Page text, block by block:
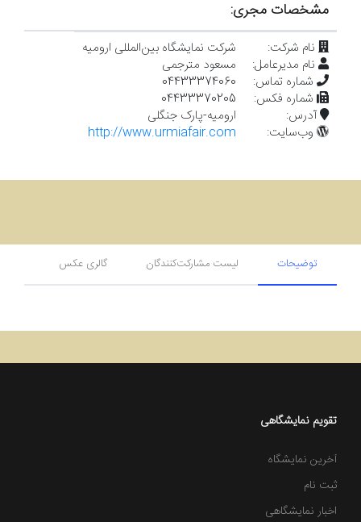
اطلاعیه
اطلاعیه
مشخصات مجری:
نام شرکت:
نام مدیر‌عامل:
شماره تماس:
شماره فکس:
آدرس:
وب‌سایت:
شرکت نمایشگاه بین‌المللی ارومیه
مسعود مترجمی
04433374060
04433370205
ارومیه-پارک جنگلی
http://www.urmiafair.com
توضیحات لیست مشارکت‌کنندگان گالری عکس
تقویم نمایشگاهی
آخرین نمایشگاه
ثبت نام
اخبار نمایشگاهی